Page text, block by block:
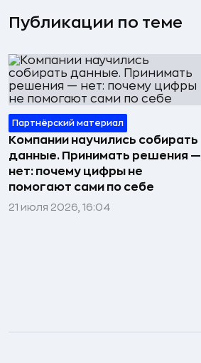
Публикации по теме
Партнёрский материал
Компании научились собирать
данные. Принимать решения —
нет: почему цифры не
помогают сами по себе
21 июля 2026, 16:04